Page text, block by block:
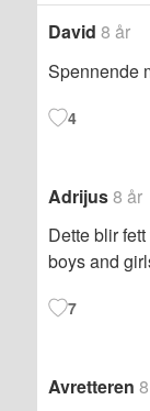
David 8 år
Spennende
4
Adrijus8 år
Dette blir
boys and
7
Avretteren